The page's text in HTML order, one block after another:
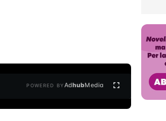
POWERED BYAdhubMedia